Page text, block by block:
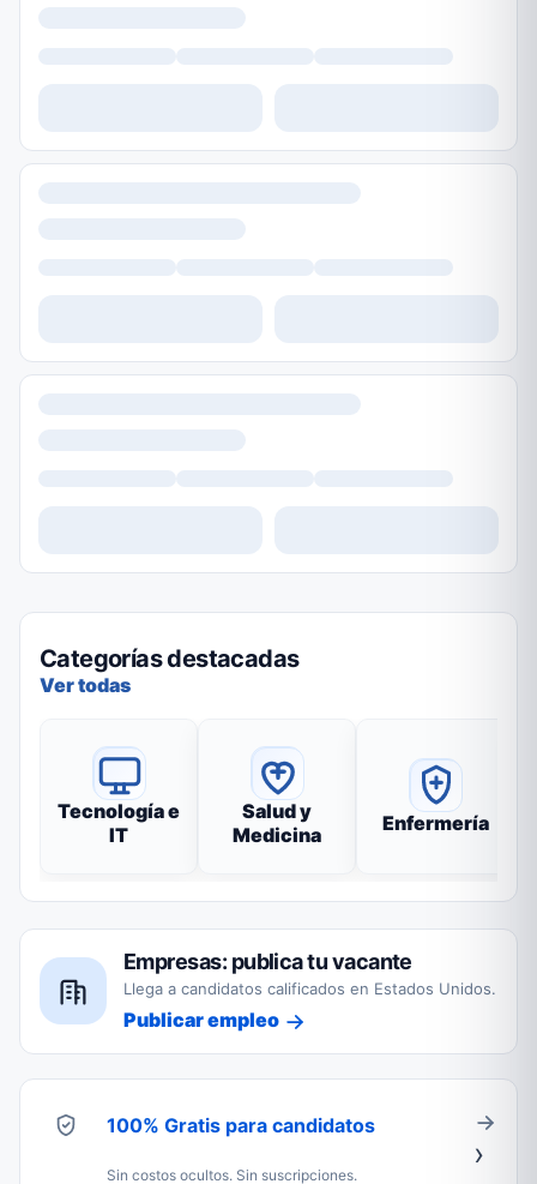
Categorías destacadas
Ver todas
Tecnología e
IT
Salud y
Medicina
Enfermería
Empresas: publica tu vacante
Llega a candidatos calificados en Estados Unidos.
Publicar empleo
100% Gratis para candidatos
Sin costos ocultos. Sin suscripciones.